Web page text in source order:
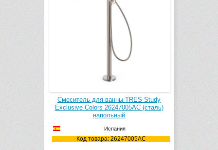
Смеситель для ванны TRES Study
Exclusive Colors 26247005AC (сталь)
напольный
Испания
Код товара: 26247005AC